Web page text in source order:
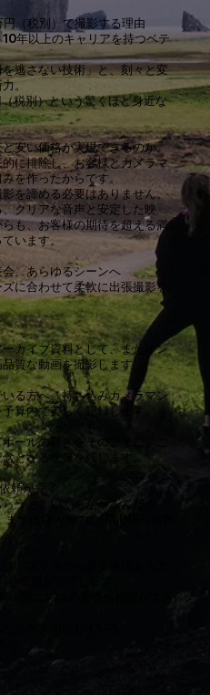
（税別）で撮影する理由
年以上のキャリアを持つベテ
逃さない技術」と、刻々と変
。
税別）という驚くほど身近な
安い価格が実現できるのか。
に排除し、お客様とカメラマ
を作ったからです。
を諦める必要はありません。
クリアな音声と安定した映
も、お客様の期待を超える満
います。
、あらゆるシーンへ
に合わせて柔軟に出張撮影を
カイブ資料として、またオン
質な動画を撮影します。
る方へ。持ち込みカメラマン
算内で美しく記録します。
ールの響きをそのままに。ご
となる映像を残します。
頼が完了！
うと、いくらかかるんだろ
まずはQ-vieの公式LINEへお声
、スマホから必要事項を入力
依頼が完了します。
間にプロの業者へ相談ができ
ちが大切にしている